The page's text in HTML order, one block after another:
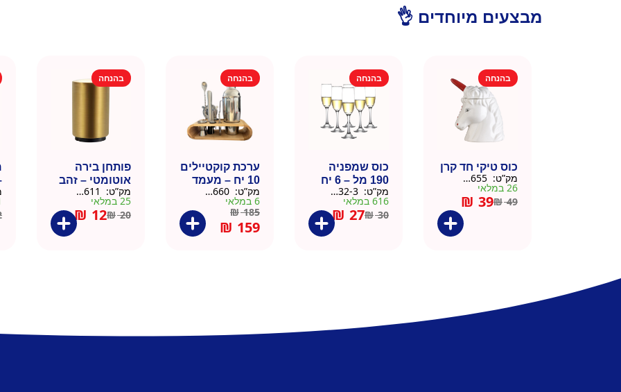
מבצעים מיוחדים 👌
בהנחה
כוס טיקי חד קרן
מק”ט:
26 במלאי
₪49
₪ 39
בהנחה
כוס שמפניה
190 מל – 6 יח
מק”ט:
616 במלאי
₪30
₪ 27
בהנחה
ערכת קוקטיילים
10 יח – מעמד
עץ
מק”ט:
6 במלאי
₪185
₪ 159
בהנחה
פותחן בירה
אוטומטי – זהב
מק”ט:
25 במלאי
₪20
₪ 12